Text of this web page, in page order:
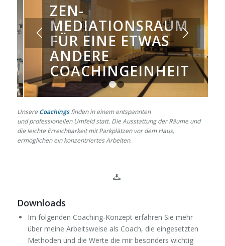
ZEN-
MEDIATIONSRAUM
FÜR EINE ETWAS
ANDERE
COACHINGEINHEIT
Unsere Coachingsfinden in einem entspannten
undprofessionellenUmfeld statt. DieAusstattung derRäume und
die leichte Erreichbarkeit mit Parkplätzen vor dem Haus,
ermöglichen ein konzentriertes Arbeiten.
Downloads
Im folgenden Coaching-Konzept erfahren Sie mehr
über meine Arbeitsweise als Coach, die eingesetzten
Methoden und die Werte die mir besonders wichtig